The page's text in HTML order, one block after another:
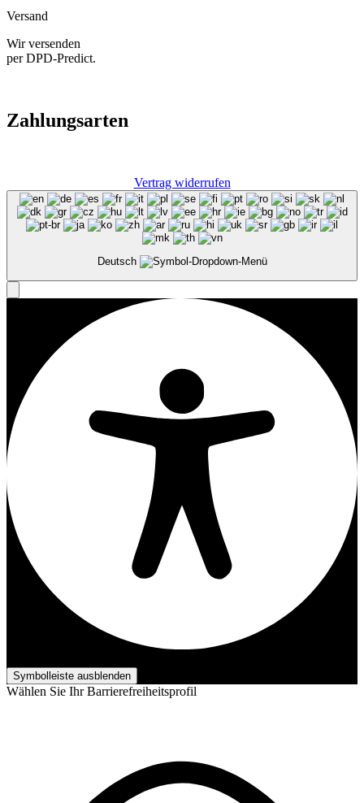
Versand
Wir versenden
per DPD-Predict.
Zahlungsarten
Vertrag widerrufen
Deutsch
Symbolleiste ausblenden
Wählen Sie Ihr Barrierefreiheitsprofil